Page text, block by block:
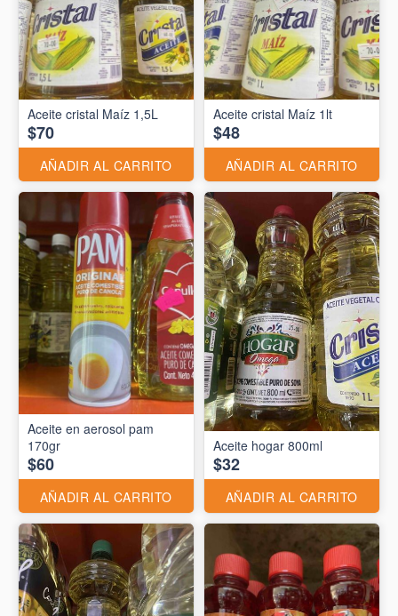
Aceite cristal Maíz 1,5L
$70
AÑADIR AL CARRITO
Aceite cristal Maíz 1lt
$48
AÑADIR AL CARRITO
Aceite en aerosol pam
170gr
$60
AÑADIR AL CARRITO
Aceite hogar 800ml
$32
AÑADIR AL CARRITO